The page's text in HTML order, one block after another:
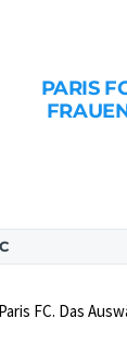
PARIS
FC. Das